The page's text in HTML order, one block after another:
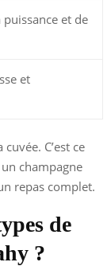
et de
et
C’est ce
champagne
repas complet.
de
?